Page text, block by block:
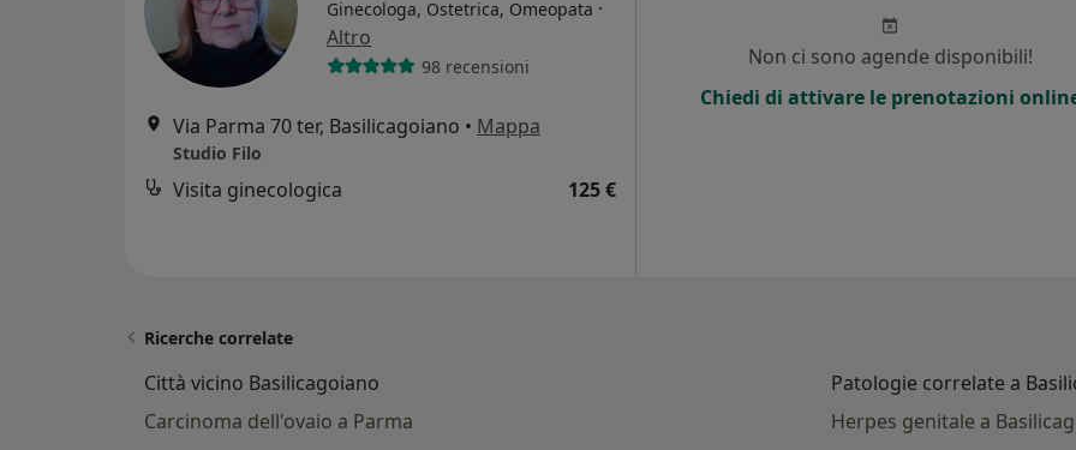
Ginecologa, Ostetrica, Omeopata ·
Altro
98 recensioni
Via Parma 70 ter, Basilicagoiano • Mappa
Studio Filo
Visita ginecologica 125 €
Non ci sono agende disponibili!
Chiedi di attivare le prenotazioni
Ricerche correlate
Città vicino Basilicagoiano
Carcinoma dell'ovaio a Parma
Patologie correlate a
Herpes genitale a